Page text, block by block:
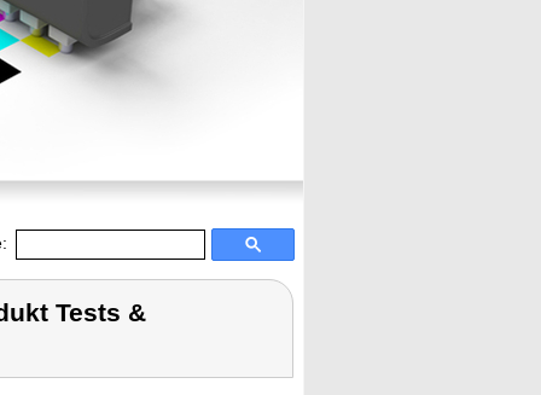
Tests &